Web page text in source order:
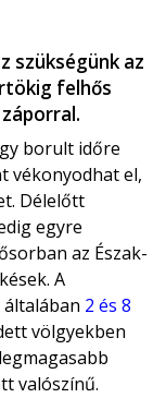
szükségünk az
felhős
borult időre
vékonyodhat el,
Délelőtt
egyre
az Észak-
A
2 és 8
völgyekben
valószínű.